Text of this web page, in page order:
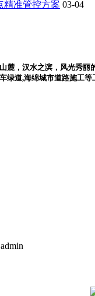
精准管控方案 03-04
麓，汉水之滨，风光秀
绿道,海绵城市道路施工